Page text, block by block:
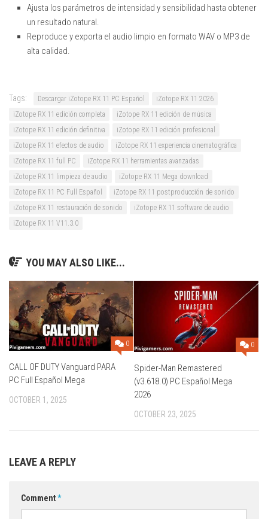
Ajusta los parámetros de intensidad y sensibilidad hasta obtener
un resultado natural.
Reproduce y exporta el audio limpio en formato WAV o MP3 de
alta calidad.
Tags: Descargar iZotope RX 11 PC Español
iZotope RX 11 2026
iZotope RX 11 edición completa
iZotope RX 11 edición de música
iZotope RX 11 edición definitiva
iZotope RX 11 edición profesional
iZotope RX 11 efectos de audio
iZotope RX 11 experiencia cinematográfica
iZotope RX 11 full PC
iZotope RX 11 herramientas avanzadas
iZotope RX 11 limpieza de audio
iZotope RX 11 Mega download
iZotope RX 11 PC Full Español
iZotope RX 11 postproducción de sonido
iZotope RX 11 restauración de sonido
iZotope RX 11 software de audio
iZotope RX 11 V11.3.0
YOU MAY ALSO LIKE...
0
CALL OF DUTY Vanguard PARA
PC Full Español Mega
OCTOBER 1, 2025
0
Spider-Man Remastered
(v3.618.0) PC Español Mega
2026
OCTOBER 23, 2025
LEAVE A REPLY
Comment*